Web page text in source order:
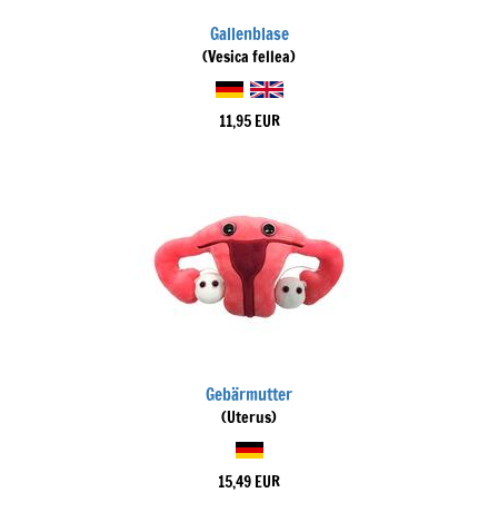
Gallenblase
(Vesica fellea)
11,95 EUR
Gebärmutter
(Uterus)
15,49 EUR